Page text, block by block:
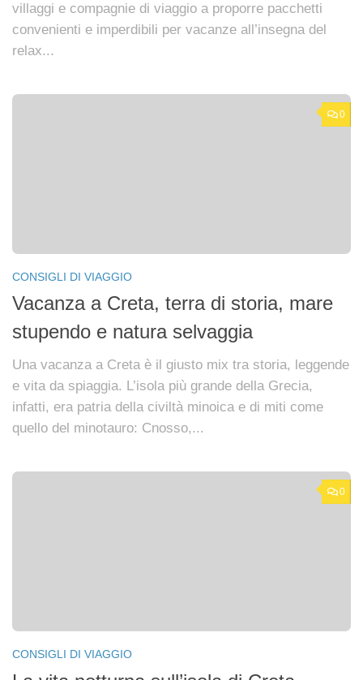
villaggi e compagnie di viaggio a proporre pacchetti
convenienti e imperdibili per vacanze all’insegna del
relax...
0
CONSIGLI DI VIAGGIO
Vacanza a Creta, terra di storia, mare
stupendo e natura selvaggia
Una vacanza a Creta è il giusto mix tra storia, leggende
e vita da spiaggia. L’isola più grande della Grecia,
infatti, era patria della civiltà minoica e di miti come
quello del minotauro: Cnosso,...
0
CONSIGLI DI VIAGGIO